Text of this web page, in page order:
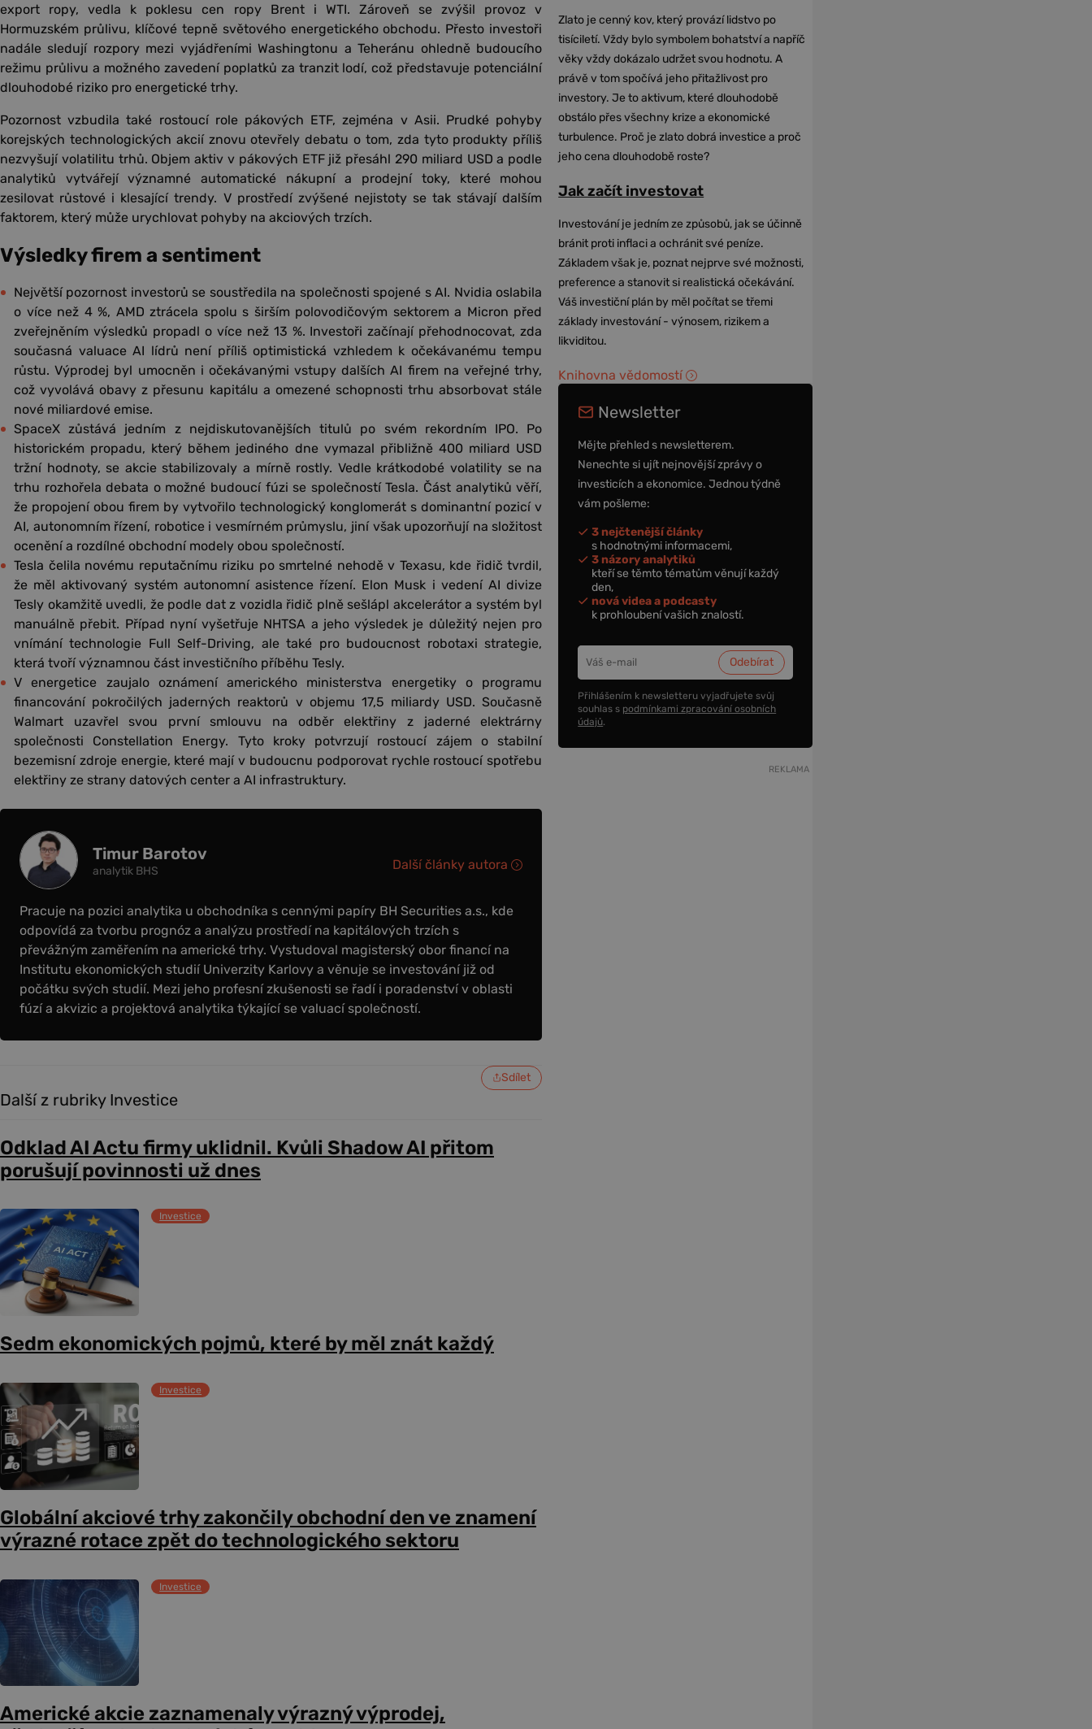
export ropy, vedla k poklesu cen ropy Brent i WTI. Zároveň se zvýšil provoz v
Hormuzském průlivu, klíčové tepně světového energetického obchodu. Přesto investoři
nadále sledují rozpory mezi vyjádřeními Washingtonu a Teheránu ohledně budoucího
režimu průlivu a možného zavedení poplatků za tranzit lodí, což představuje potenciální
dlouhodobé riziko pro energetické trhy.
Pozornost vzbudila také rostoucí role pákových ETF, zejména v Asii. Prudké pohyby
korejských technologických akcií znovu otevřely debatu o tom, zda tyto produkty příliš
nezvyšují volatilitu trhů. Objem aktiv v pákových ETF již přesáhl 290 miliard USD a podle
analytiků vytvářejí významné automatické nákupní a prodejní toky, které mohou
zesilovat růstové i klesající trendy. V prostředí zvýšené nejistoty se tak stávají dalším
faktorem, který může urychlovat pohyby na akciových trzích.
Výsledky firem a sentiment
Největší pozornost investorů se soustředila na společnosti spojené s AI. Nvidia oslabila
o více než 4 %, AMD ztrácela spolu s širším polovodičovým sektorem a Micron před
zveřejněním výsledků propadl o více než 13 %. Investoři začínají přehodnocovat, zda
současná valuace AI lídrů není příliš optimistická vzhledem k očekávanému tempu
růstu. Výprodej byl umocněn i očekávanými vstupy dalších AI firem na veřejné trhy,
což vyvolává obavy z přesunu kapitálu a omezené schopnosti trhu absorbovat stále
nové miliardové emise.
SpaceX zůstává jedním z nejdiskutovanějších titulů po svém rekordním IPO. Po
historickém propadu, který během jediného dne vymazal přibližně 400 miliard USD
tržní hodnoty, se akcie stabilizovaly a mírně rostly. Vedle krátkodobé volatility se na
trhu rozhořela debata o možné budoucí fúzi se společností Tesla. Část analytiků věří,
že propojení obou firem by vytvořilo technologický konglomerát s dominantní pozicí v
AI, autonomním řízení, robotice i vesmírném průmyslu, jiní však upozorňují na složitost
ocenění a rozdílné obchodní modely obou společností.
Tesla čelila novému reputačnímu riziku po smrtelné nehodě v Texasu, kde řidič tvrdil,
že měl aktivovaný systém autonomní asistence řízení. Elon Musk i vedení AI divize
Tesly okamžitě uvedli, že podle dat z vozidla řidič plně sešlápl akcelerátor a systém byl
manuálně přebit. Případ nyní vyšetřuje NHTSA a jeho výsledek je důležitý nejen pro
vnímání technologie Full Self-Driving, ale také pro budoucnost robotaxi strategie,
která tvoří významnou část investičního příběhu Tesly.
V energetice zaujalo oznámení amerického ministerstva energetiky o programu
financování pokročilých jaderných reaktorů v objemu 17,5 miliardy USD. Současně
Walmart uzavřel svou první smlouvu na odběr elektřiny z jaderné elektrárny
společnosti Constellation Energy. Tyto kroky potvrzují rostoucí zájem o stabilní
bezemisní zdroje energie, které mají v budoucnu podporovat rychle rostoucí spotřebu
elektřiny ze strany datových center a AI infrastruktury.
Timur Barotov
analytik BHS
Pracuje na pozici analytika u obchodníka s cennými papíry BH Securities a.s., kde
odpovídá za tvorbu prognóz a analýzu prostředí na kapitálových trzích s
převážným zaměřením na americké trhy. Vystudoval magisterský obor financí na
Institutu ekonomických studií Univerzity Karlovy a věnuje se investování již od
počátku svých studií. Mezi jeho profesní zkušenosti se řadí i poradenství v oblasti
fúzí a akvizic a projektová analytika týkající se valuací společností.
Další články autora
Sdílet
Další z rubriky Investice
Odklad AI Actu firmy uklidnil. Kvůli Shadow AI přitom
porušují povinnosti už dnes
Investice
Sedm ekonomických pojmů, které by měl znát každý
Investice
Globální akciové trhy zakončily obchodní den ve znamení
výrazné rotace zpět do technologického sektoru
Investice
Americké akcie zaznamenaly výrazný výprodej,
Zlato je cenný kov, který provází lidstvo po
tisíciletí. Vždy bylo symbolem bohatství a napříč
věky vždy dokázalo udržet svou hodnotu. A
právě v tom spočívá jeho přitažlivost pro
investory. Je to aktivum, které dlouhodobě
obstálo přes všechny krize a ekonomické
turbulence. Proč je zlato dobrá investice a proč
jeho cena dlouhodobě roste?
Jak začít investovat
Investování je jedním ze způsobů, jak se účinně
bránit proti inflaci a ochránit své peníze.
Základem však je, poznat nejprve své možnosti,
preference a stanovit si realistická očekávání.
Váš investiční plán by měl počítat se třemi
základy investování - výnosem, rizikem a
likviditou.
Knihovna vědomostí
Newsletter
Mějte přehled s newsletterem.
Nenechte si ujít nejnovější zprávy o
investicích a ekonomice. Jednou týdně
vám pošleme:
3 nejčtenější články
s hodnotnými informacemi,
3 názory analytiků
kteří se těmto tématům věnují každý
den,
nová videa a podcasty
k prohloubení vašich znalostí.
Přihlášením k newsletteru vyjadřujete svůj
souhlas s podmínkami zpracování osobních
údajů.
REKLAMA